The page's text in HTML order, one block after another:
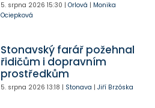
5. srpna 2026 15:30 | Orlová | Monika
Ociepková
Stonavský farář požehnal
řidičům i dopravním
prostředkům
5. srpna 2026 13:18 | Stonava | Jiří Brzóska